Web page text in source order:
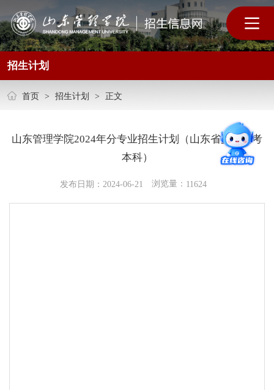
招生计划
首页 > 招生计划 > 正文
山东管理学院2024年分专业招生计划（山东省夏季高考
本科）
发布日期：2024-06-21 浏览量： 11624